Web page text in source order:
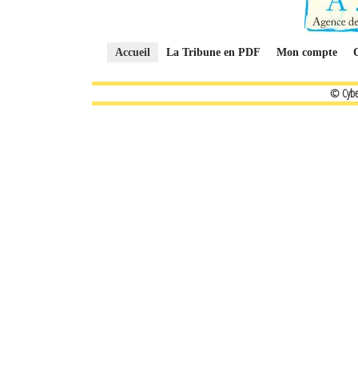
Accueil La Tribune en PDF Mon compte
©